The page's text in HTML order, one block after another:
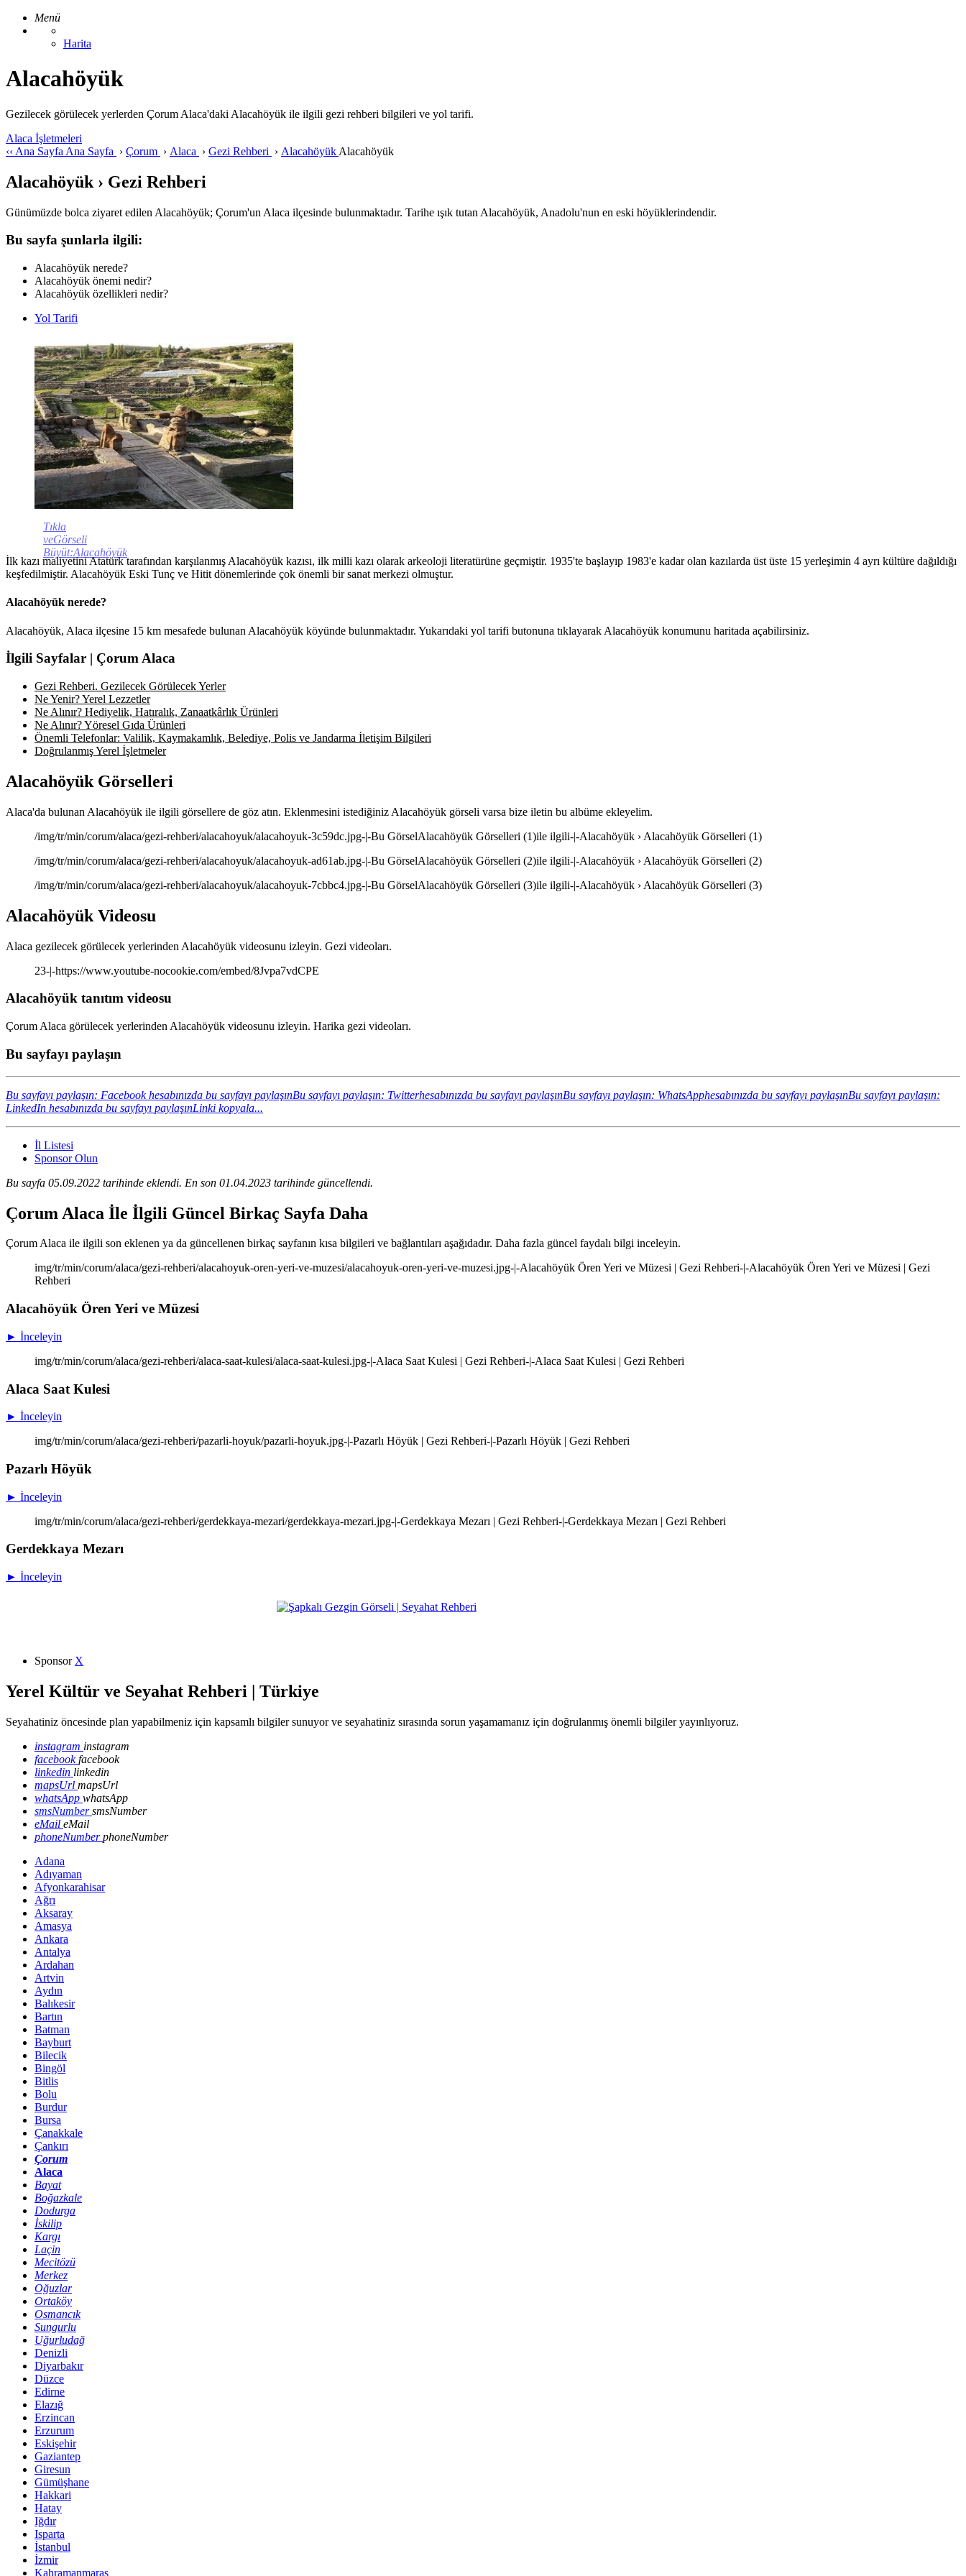
Menü
Harita
Alacahöyük
Gezilecek görülecek yerlerden Çorum Alaca'daki Alacahöyük ile ilgili gezi rehberi bilgileri ve yol tarifi.
Alaca İşletmeleri
‹‹ Ana Sayfa Ana Sayfa › Çorum › Alaca › Gezi Rehberi › Alacahöyük Alacahöyük
Alacahöyük › Gezi Rehberi
Günümüzde bolca ziyaret edilen Alacahöyük; Çorum'un Alaca ilçesinde bulunmaktadır. Tarihe ışık tutan Alacahöyük, Anadolu'nun en eski höyüklerindendir.
Bu sayfa şunlarla ilgili:
Alacahöyük nerede?
Alacahöyük önemi nedir?
Alacahöyük özellikleri nedir?
Yol Tarifi
Tıkla
veGörseli
Büyüt:Alacahöyük
İlk kazı maliyetini Atatürk tarafından karşılanmış Alacahöyük kazısı, ilk milli kazı olarak arkeoloji literatürüne geçmiştir. 1935'te başlayıp 1983'e kadar olan kazılarda üst üste 15 yerleşimin 4 ayrı kültüre dağıldığı
keşfedilmiştir. Alacahöyük Eski Tunç ve Hitit dönemlerinde çok önemli bir sanat merkezi olmuştur.
Alacahöyük nerede?
Alacahöyük, Alaca ilçesine 15 km mesafede bulunan Alacahöyük köyünde bulunmaktadır. Yukarıdaki yol tarifi butonuna tıklayarak Alacahöyük konumunu haritada açabilirsiniz.
İlgili Sayfalar | Çorum Alaca
Gezi Rehberi. Gezilecek Görülecek Yerler
Ne Yenir? Yerel Lezzetler
Ne Alınır? Hediyelik, Hatıralık, Zanaatkârlık Ürünleri
Ne Alınır? Yöresel Gıda Ürünleri
Önemli Telefonlar: Valilik, Kaymakamlık, Belediye, Polis ve Jandarma İletişim Bilgileri
Doğrulanmış Yerel İşletmeler
Alacahöyük Görselleri
Alaca'da bulunan Alacahöyük ile ilgili görsellere de göz atın. Eklenmesini istediğiniz Alacahöyük görseli varsa bize iletin bu albüme ekleyelim.
/img/tr/min/corum/alaca/gezi-rehberi/alacahoyuk/alacahoyuk-3c59dc.jpg-|-Bu GörselAlacahöyük Görselleri (1)ile ilgili-|-Alacahöyük › Alacahöyük Görselleri (1)
/img/tr/min/corum/alaca/gezi-rehberi/alacahoyuk/alacahoyuk-ad61ab.jpg-|-Bu GörselAlacahöyük Görselleri (2)ile ilgili-|-Alacahöyük › Alacahöyük Görselleri (2)
/img/tr/min/corum/alaca/gezi-rehberi/alacahoyuk/alacahoyuk-7cbbc4.jpg-|-Bu GörselAlacahöyük Görselleri (3)ile ilgili-|-Alacahöyük › Alacahöyük Görselleri (3)
Alacahöyük Videosu
Alaca gezilecek görülecek yerlerinden Alacahöyük videosunu izleyin. Gezi videoları.
23-|-https://www.youtube-nocookie.com/embed/8Jvpa7vdCPE
Alacahöyük tanıtım videosu
Çorum Alaca görülecek yerlerinden Alacahöyük videosunu izleyin. Harika gezi videoları.
Bu sayfayı paylaşın
Bu sayfayı paylaşın: Facebook hesabınızda bu sayfayı paylaşınBu sayfayı paylaşın: Twitterhesabınızda bu sayfayı paylaşınBu sayfayı paylaşın: WhatsApphesabınızda bu sayfayı paylaşınBu sayfayı paylaşın:
LinkedIn hesabınızda bu sayfayı paylaşınLinki kopyala...
İl Listesi
Sponsor Olun
Bu sayfa 05.09.2022 tarihinde eklendi. En son 01.04.2023 tarihinde güncellendi.
Çorum Alaca İle İlgili Güncel Birkaç Sayfa Daha
Çorum Alaca ile ilgili son eklenen ya da güncellenen birkaç sayfanın kısa bilgileri ve bağlantıları aşağıdadır. Daha fazla güncel faydalı bilgi inceleyin.
img/tr/min/corum/alaca/gezi-rehberi/alacahoyuk-oren-yeri-ve-muzesi/alacahoyuk-oren-yeri-ve-muzesi.jpg-|-Alacahöyük Ören Yeri ve Müzesi | Gezi Rehberi-|-Alacahöyük Ören Yeri ve Müzesi | Gezi
Rehberi
Alacahöyük Ören Yeri ve Müzesi
► İnceleyin
img/tr/min/corum/alaca/gezi-rehberi/alaca-saat-kulesi/alaca-saat-kulesi.jpg-|-Alaca Saat Kulesi | Gezi Rehberi-|-Alaca Saat Kulesi | Gezi Rehberi
Alaca Saat Kulesi
► İnceleyin
img/tr/min/corum/alaca/gezi-rehberi/pazarli-hoyuk/pazarli-hoyuk.jpg-|-Pazarlı Höyük | Gezi Rehberi-|-Pazarlı Höyük | Gezi Rehberi
Pazarlı Höyük
► İnceleyin
img/tr/min/corum/alaca/gezi-rehberi/gerdekkaya-mezari/gerdekkaya-mezari.jpg-|-Gerdekkaya Mezarı | Gezi Rehberi-|-Gerdekkaya Mezarı | Gezi Rehberi
Gerdekkaya Mezarı
► İnceleyin
Sponsor X
Yerel Kültür ve Seyahat Rehberi | Türkiye
Seyahatiniz öncesinde plan yapabilmeniz için kapsamlı bilgiler sunuyor ve seyahatiniz sırasında sorun yaşamamanız için doğrulanmış önemli bilgiler yayınlıyoruz.
instagram instagram
facebookfacebook
linkedin linkedin
mapsUrl mapsUrl
whatsApp whatsApp
smsNumbersmsNumber
eMail eMail
phoneNumberphoneNumber
Adana
Adıyaman
Afyonkarahisar
Ağrı
Aksaray
Amasya
Ankara
Antalya
Ardahan
Artvin
Aydın
Balıkesir
Bartın
Batman
Bayburt
Bilecik
Bingöl
Bitlis
Bolu
Burdur
Bursa
Çanakkale
Çankırı
Çorum
Alaca
Bayat
Boğazkale
Dodurga
İskilip
Kargı
Laçin
Mecitözü
Merkez
Oğuzlar
Ortaköy
Osmancık
Sungurlu
Uğurludağ
Denizli
Diyarbakır
Düzce
Edirne
Elazığ
Erzincan
Erzurum
Eskişehir
Gaziantep
Giresun
Gümüşhane
Hakkari
Hatay
Iğdır
Isparta
İstanbul
İzmir
Kahramanmaraş